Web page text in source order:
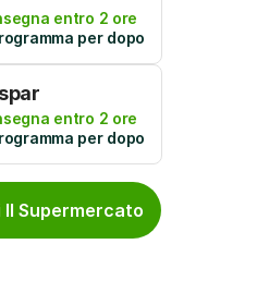
entro 2 ore
per dopo
entro 2 ore
per dopo
Il Supermercato